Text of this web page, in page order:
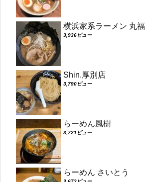
横浜家系ラーメン 丸福
3,936ビュー
Shin.厚別店
3,790ビュー
らーめん風樹
3,721ビュー
らーめん さいとう